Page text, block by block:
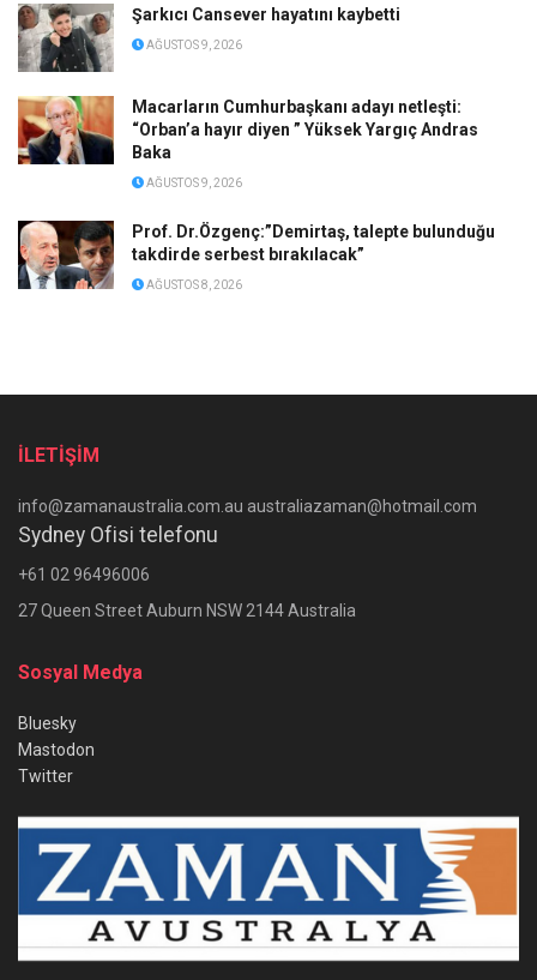
Şarkıcı Cansever hayatını kaybetti
AĞUSTOS 9, 2026
Macarların Cumhurbaşkanı adayı netleşti:
“Orban’a hayır diyen ” Yüksek Yargıç Andras
Baka
AĞUSTOS 9, 2026
Prof. Dr.Özgenç:”Demirtaş, talepte bulunduğu
takdirde serbest bırakılacak”
AĞUSTOS 8, 2026
İLETİŞİM
info@zamanaustralia.com.au australiazaman@hotmail.com
Sydney Ofisi telefonu
+61 02 96496006
27 Queen Street Auburn NSW 2144 Australia
Sosyal Medya
Bluesky
Mastodon
Twitter